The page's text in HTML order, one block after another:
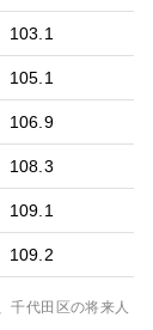
103.1
105.1
106.9
108.3
109.1
109.2
千代田区の将来人